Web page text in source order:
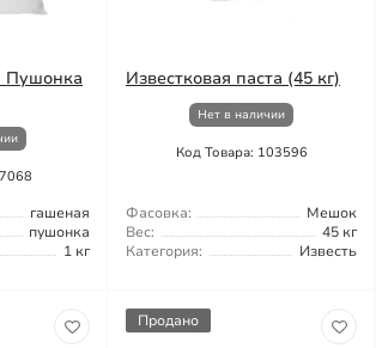
Пушонка
гашеная
пушонка
1 кг
Известковая паста (45 кг)
Нет в наличии
Код Товара: 103596
Фасовка:
Мешок
Вес:
45 кг
Категория:
Известь
Продано